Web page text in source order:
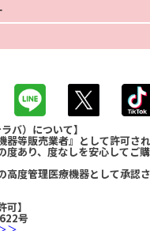
バ）について】
器等販売業者』として許可さ
度あり、度なしを安心してご
高度管理医療機器として承認
】
号
の商品は